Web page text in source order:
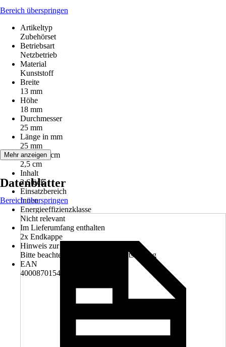
Bereich überspringen
Artikeltyp
Zubehörset
Betriebsart
Netzbetrieb
Material
Kunststoff
Breite
13 mm
Höhe
18 mm
Durchmesser
25 mm
Länge in mm
25 mm
Länge in cm
2,5 cm
Inhalt
2 Stück
Einsatzbereich
Innen
Energieeffizienzklasse
Nicht relevant
Im Lieferumfang enthalten
2x Endkappe
Hinweis zur Entsorgung
Bitte beachte die Hinweise zur Entsorgung
EAN
4000870154977
Mehr anzeigen
Datenblätter
Bereich überspringen